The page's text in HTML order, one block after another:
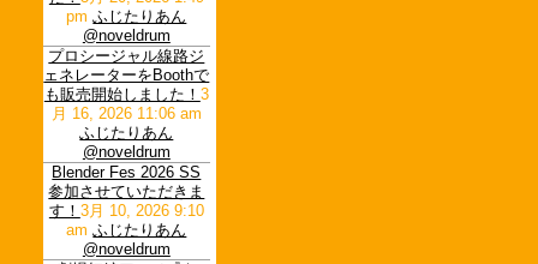
pm ふじたりあん
@noveldrum
プロシージャル線路ジ
ェネレーターをBoothで
も販売開始しました！ 3
月 16, 2026 11:06 am
ふじたりあん
@noveldrum
Blender Fes 2026 SS
参加させていただきま
す！ 3月 10, 2026 9:10
am ふじたりあん
@noveldrum